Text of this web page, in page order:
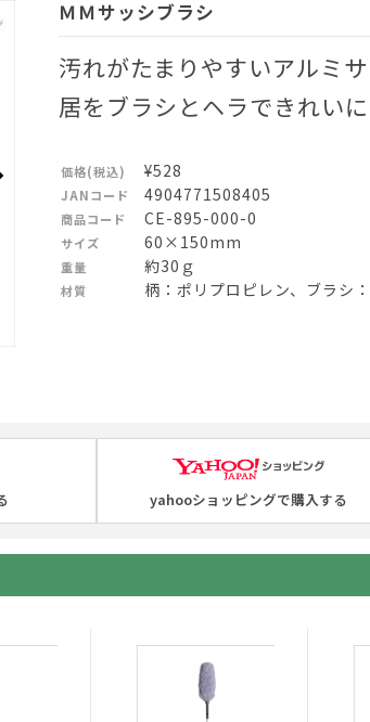
ＭＭサッシブラシ
汚れがたまりやすいアルミ
居をブラシとヘラできれいに
価格(税込) ¥528
JANコード 4904771508405
商品コード CE-895-000-0
サイズ 60×150mm
重量 約30ｇ
材質 柄：ポリプロピレン、ブラシ
yahooショッピングで購入する